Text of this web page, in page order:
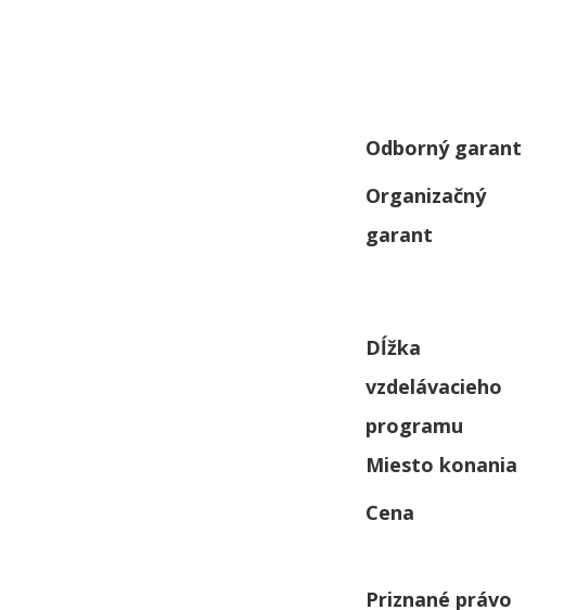
Odborný garant
Organizačný
garant
Dĺžka
vzdelávacieho
programu
Miesto konania
Cena
Priznané právo